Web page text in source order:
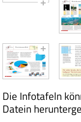
Die Infotafeln
Datein